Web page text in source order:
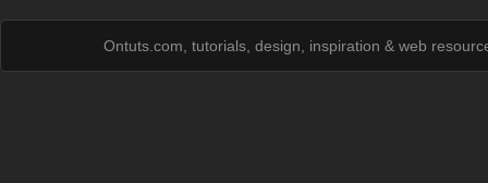
Ontuts.com, tutorials, design, inspiration & web